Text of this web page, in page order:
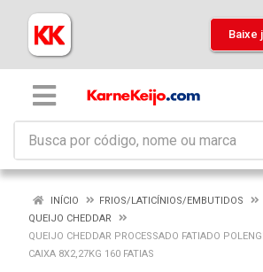
Baixe
INÍCIO
FRIOS/LATICÍNIOS/EMBUTIDOS
QUEIJO CHEDDAR
QUEIJO CHEDDAR PROCESSADO FATIADO
CAIXA 8X2,27KG 160 FATIAS